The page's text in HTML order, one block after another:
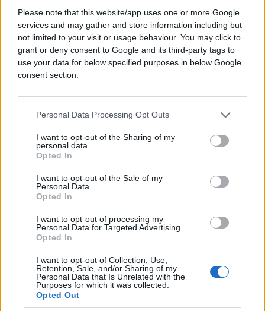
Please note that this website/app uses one or more Google
services and may gather and store information including but
not limited to your visit or usage behaviour. You may click to
grant or deny consent to Google and its third-party tags to
use your data for below specified purposes in below Google
consent section.
Personal Data Processing Opt Outs
I want to opt-out of the Sharing of my
personal data.
Opted In
I want to opt-out of the Sale of my
Personal Data.
Opted In
I want to opt-out of processing my
Personal Data for Targeted Advertising.
Opted In
I want to opt-out of Collection, Use,
Retention, Sale, and/or Sharing of my
Personal Data that Is Unrelated with the
Purposes for which it was collected.
Opted Out
KIOSK
Dao je svojoj mami da gleda filmove za odrasleu
3D njena reakcije je urnebesna
Saznaj više